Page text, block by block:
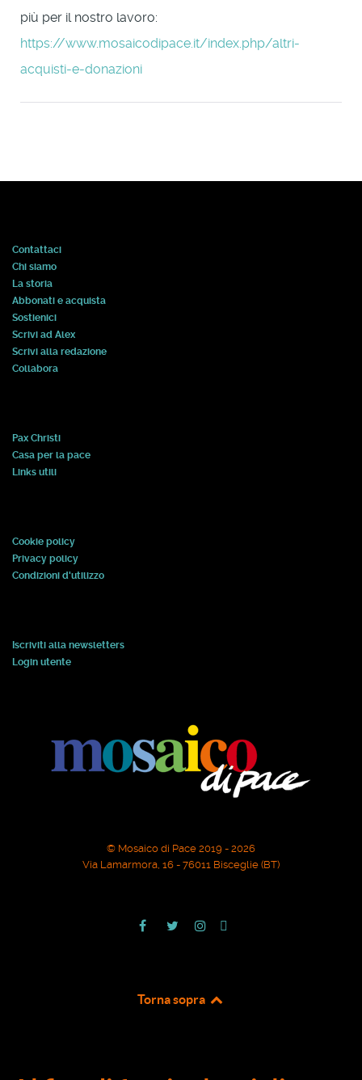
più per il nostro lavoro:
https://www.mosaicodipace.it/index.php/altri-
acquisti-e-donazioni
Contattaci
Chi siamo
La storia
Abbonati e acquista
Sostienici
Scrivi ad Alex
Scrivi alla redazione
Collabora
Pax Christi
Casa per la pace
Links utili
Cookie policy
Privacy policy
Condizioni d'utilizzo
Iscriviti alla newsletters
Login utente
© Mosaico di Pace 2019 - 2026
Via Lamarmora, 16 - 76011 Bisceglie (BT)
Torna sopra